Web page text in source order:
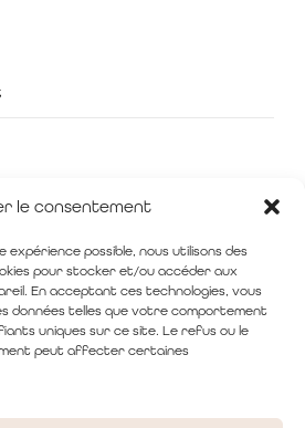
le consentement
possible, nous utilisons des
pour stocker et/ou accéder aux
En acceptant ces technologies, vous
données telles que votre comportement
uniques sur ce site. Le refus ou le
peut affecter certaines